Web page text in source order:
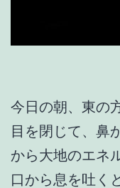
今日の朝、東の
目を閉じて、鼻
から大地のエネ
口から息を吐く